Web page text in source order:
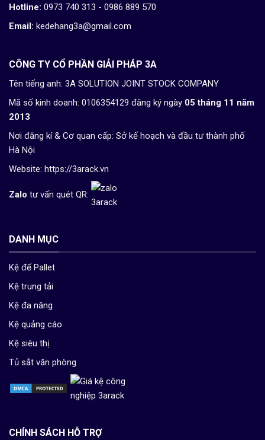
Hotline: 0973 740 313 - 0986 889 570
Email: kedehang3a@gmail.com
CÔNG TY CỔ PHẦN GIẢI PHÁP 3A
Tên tiếng anh: 3A SOLUTION JOINT STOCK COMPANY
Mã số kinh doanh: 0106354129 đăng ký ngày 05 tháng 11 năm
2013
Nơi đăng kí & Cơ quan cấp: Sở kế hoạch và đầu tư thành phố
Hà Nội
Website: https://3arack.vn
Zalo tư vấn quét QR:
DANH MỤC
Kệ để Pallet
Kệ trung tải
Kệ đa năng
Kệ quảng cáo
Kệ siêu thị
Tủ sắt văn phòng
CHÍNH SÁCH HỖ TRỢ